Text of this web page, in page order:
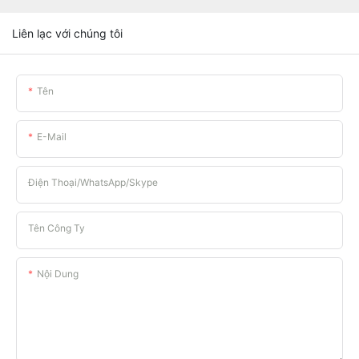
Liên lạc với chúng tôi
Tên
E-Mail
Điện Thoại/WhatsApp/Skype
Tên Công Ty
Nội Dung